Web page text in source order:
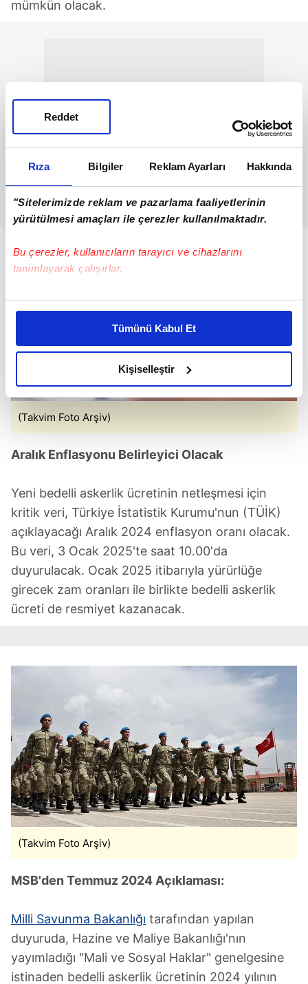
Rıza Bilgiler Reklam Ayarları Hakkında
"Sitelerimizde reklam ve pazarlama faaliyetlerinin
yürütülmesi amaçları ile çerezler kullanılmaktadır.
Bu çerezler, kullanıcıların tarayıcı ve cihazlarını
tanımlayarak çalışırlar.
Bu çerezlere izin vermeniz halinde sizlere özel
daha iyi reklam deneyimi yaşatabiliriz. Bunu yaparken
amacımızın size daha iyi bir reklam deneyimi sunmak
olduğunu ve sizlere en iyi içerikleri sunabilmek adına
elimizden gelen çabayı gösterdiğimizi ve bu noktada,
reklamların maliyetlerimizi karşılamak noktasında tek gelir
kalemimiz olduğunu sizlere hatırlatmak isteriz.
Her halükârda, kullanıcılar, bu çerezlere izin vermedikleri
Sizlere daha iyi bir hizmet sunabilmek için İnternet
Sitemizde kendimize ve üçüncü kişilere ait çerezler
kullanılmaktadır. Bu çerezler vasıtasıyla çeşitli kişisel
verileriniz işlenmekte olup gerekli olan çerezler bilgi
toplumu hizmetlerinin sunulması amacıyla
kullanılmaktadır. Diğer çerezler, sitemizin daha işlevsel
kılınması ve kişiselleştirilmesi ve sizlere yönelik
Çerezlere ilişkin tercihlerinizi aşağıda yer alan panel
vasıtasıyla belirleyebilirsiniz. Çerezlere ilişkin detaylı bilgi
için Ayarlar butonuna tıklayabilir,
Metnimizi
ziyaret edebilirsiniz.
6698 sayılı Kişisel Verilerin Korunması Kanunu uyarınca
hazırlanmış Aydınlatma Metnimizi okumak ve sitemizde
ilgili mevzuata uygun olarak kullanılan çerezlerle ilgili bilgi
almak için lütfentıklayınız.
Tümünü Kabul Et
Kişiselleştir
Reddet
mümkün olacak.
(Takvim Foto Arşiv)
Aralık Enflasyonu Belirleyici Olacak
Yeni bedelli askerlik ücretinin netleşmesi için
kritik veri, Türkiye İstatistik Kurumu'nun (TÜİK)
açıklayacağı Aralık 2024 enflasyon oranı olacak.
Bu veri, 3 Ocak 2025'te saat 10.00'da
duyurulacak. Ocak 2025 itibarıyla yürürlüğe
girecek zam oranları ile birlikte bedelli askerlik
ücreti de resmiyet kazanacak.
(Takvim Foto Arşiv)
MSB'den Temmuz 2024 Açıklaması:
Milli Savunma Bakanlığı tarafından yapılan
duyuruda, Hazine ve Maliye Bakanlığı'nın
yayımladığı "Mali ve Sosyal Haklar" genelgesine
istinaden bedelli askerlik ücretinin 2024 yılının